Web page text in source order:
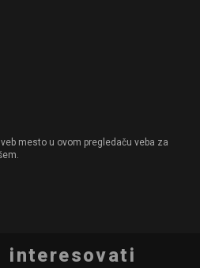
mesto u ovom pregledaču veba za
interesovati